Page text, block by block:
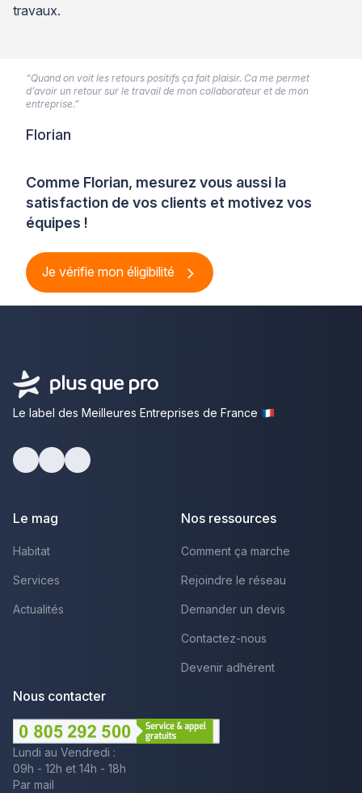
travaux.
Comme Florian, mesurez vous aussi la
satisfaction de vos clients et motivez vos
équipes !
Je vérifie mon éligibilité
“Quand on voit les retours positifs ça fait plaisir. Ca me permet
d’avoir un retour sur le travail de mon collaborateur et de mon
entreprise.”
Florian
Le label des Meilleures Entreprises de France
Le mag
Habitat
Services
Actualités
Nos ressources
Comment ça marche
Rejoindre le réseau
Demander un devis
Contactez-nous
Devenir adhérent
Nous contacter
Lundi au Vendredi :
09h - 12h et 14h - 18h
Par mail